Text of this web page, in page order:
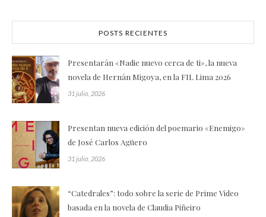
POSTS RECIENTES
Presentarán «Nadie nuevo cerca de ti», la nueva
novela de Hernán Migoya, en la FIL Lima 2026
31 julio, 2026
Presentan nueva edición del poemario «Enemigo»
de José Carlos Agüero
31 julio, 2026
“Catedrales”: todo sobre la serie de Prime Video
basada en la novela de Claudia Piñeiro